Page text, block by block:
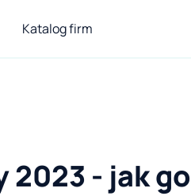
Katalog firm
2023 - jak go